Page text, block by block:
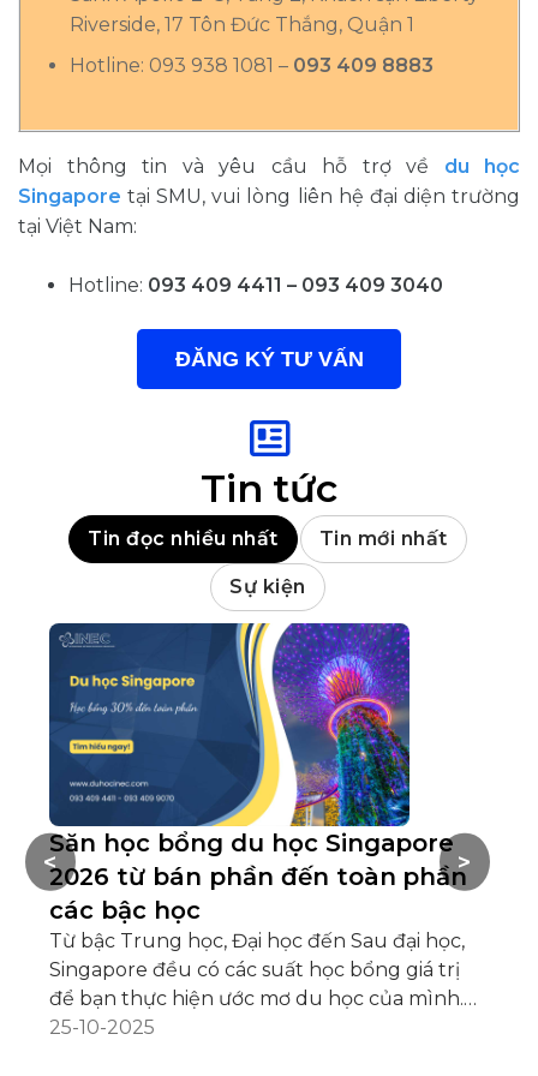
Riverside, 17 Tôn Đức Thắng, Quận 1
Hotline: 093 938 1081 – 093 409 8883
Mọi thông tin và yêu cầu hỗ trợ về du học
Singapore tại SMU, vui lòng liên hệ đại diện trường
tại Việt Nam:
Hotline: 093 409 4411 – 093 409 3040
ĐĂNG KÝ TƯ VẤN
Tin tức
Tin đọc nhiều nhất Tin mới nhất
Sự kiện
Săn học bổng du học Singapore
2026 từ bán phần đến toàn phần
các bậc học
Từ bậc Trung học, Đại học đến Sau đại học,
Singapore đều có các suất học bổng giá trị
để bạn thực hiện ước mơ du học của mình.
Bạn đang đặt mục tiêu săn học bổng du học
25-10-2025
>
<